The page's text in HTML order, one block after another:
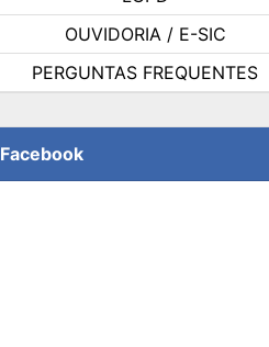
OUVIDORIA / E-SIC
PERGUNTAS FREQUENTES
Facebook